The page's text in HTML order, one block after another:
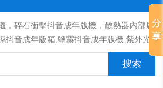
，碎石衝擊抖音成年版機，散熱器內部腐
抖音成年版箱,鹽霧抖音成年版機,紫外光
燈老化抖音成年版箱，沙塵抖音成年版
車內飾材料燃燒抖音成年版機